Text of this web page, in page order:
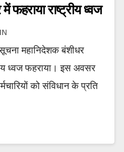
राष्ट्रीय ध्वज
महानिदेशक बंशीधर
ध्वज फहराया। इस अवसर
को संविधान के प्रति